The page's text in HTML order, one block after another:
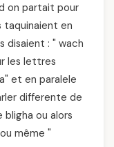
on partait pour
taquinaient en
disaient : " wach
les lettres
et en paralele
differente de
bligha ou alors
même "